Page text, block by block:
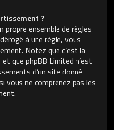
?
propre ensemble de règles
à une règle, vous
Notez que c’est la
que phpBB Limited n’est
d’un site donné.
vous ne comprenez pas les